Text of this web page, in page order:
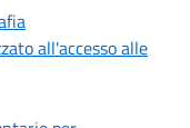
all'accesso alle